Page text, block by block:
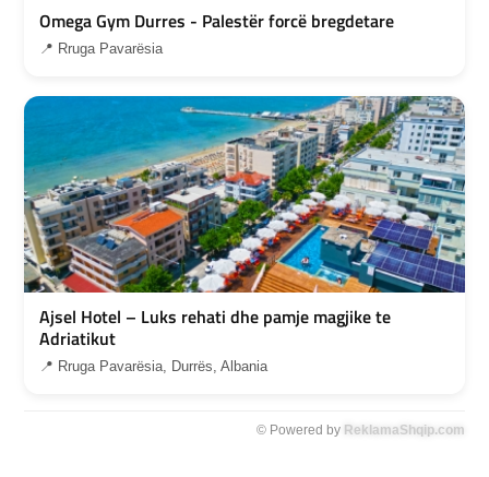
Omega Gym Durres - Palestër forcë bregdetare
📍 Rruga Pavarësia
Ajsel Hotel – Luks rehati dhe pamje magjike te
Adriatikut
📍 Rruga Pavarësia, Durrës, Albania
© Powered by ReklamaShqip.com